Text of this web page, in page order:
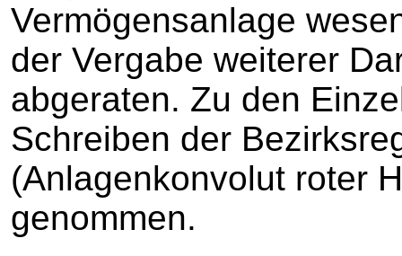
Vermögensanlage
der Vergabe weiterer
abgeraten. Zu den
Schreiben der
(Anlagenkonvolut roter
genommen.